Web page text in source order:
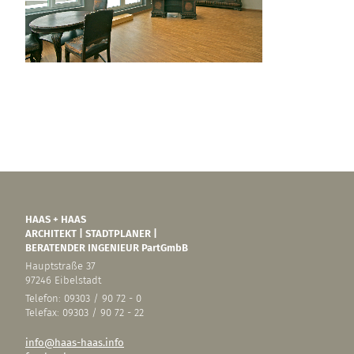
HAAS + HAAS
ARCHITEKT | STADTPLANER |
BERATENDER INGENIEUR PartGmbB
Hauptstraße 37
97246 Eibelstadt
Telefon: 09303 / 90 72 - 0
Telefax: 09303 / 90 72 - 22
info@haas-haas.info